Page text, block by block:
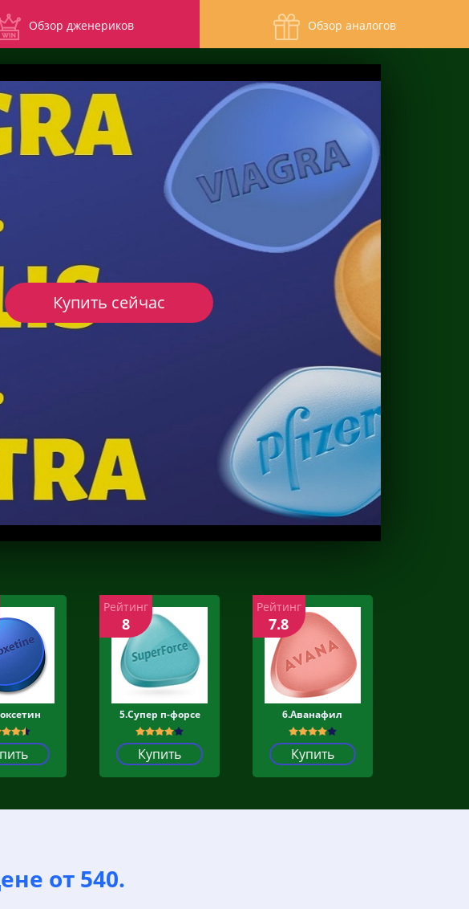
Обзор дженериков Обзор аналогов
Купить сейчас
5.Супер п-форсе
Купить
Рейтинг
8
6.Аванафил
Купить
Рейтинг
7.8
от 540.